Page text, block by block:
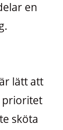
en
lätt att
prioritet
sköta